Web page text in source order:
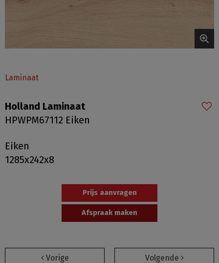
Laminaat
Holland Laminaat
HPWPM67112 Eiken
Eiken
1285x242x8
Prijs aanvragen
Afspraak maken
Vorige Volgende